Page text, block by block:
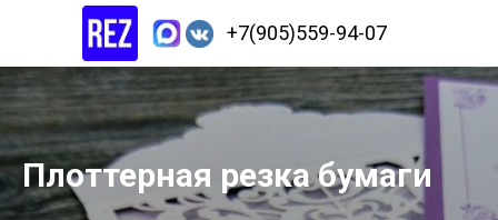
+7(905)559-94-07
Плоттерная резка бумаги